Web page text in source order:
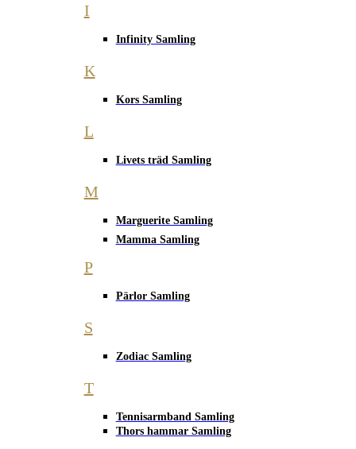
I
Infinity Samling
K
Kors Samling
L
Livets träd Samling
M
Marguerite Samling
Mamma Samling
P
Pärlor Samling
S
Zodiac Samling
T
Tennisarmband Samling
Thors hammar Samling